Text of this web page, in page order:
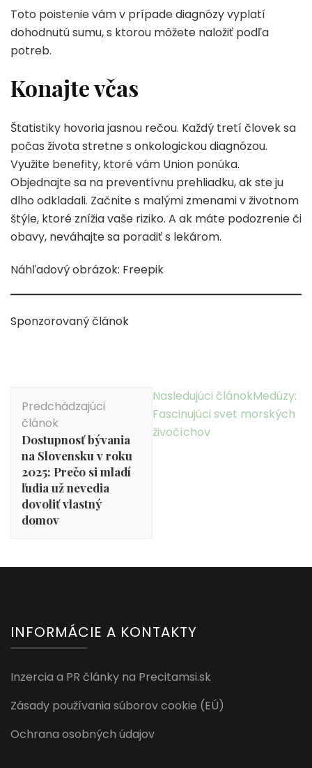
Toto poistenie vám v prípade diagnózy vyplatí
dohodnutú sumu, s ktorou môžete naložiť podľa
potreb.
Konajte včas
Štatistiky hovoria jasnou rečou. Každý tretí človek sa
počas života stretne s onkologickou diagnózou.
Využite benefity, ktoré vám Union ponúka.
Objednajte sa na preventívnu prehliadku, ak ste ju
dlho odkladali. Začnite s malými zmenami v životnom
štýle, ktoré znížia vaše riziko. A ak máte podozrenie či
obavy, neváhajte sa poradiť s lekárom.
Náhľadový obrázok: Freepik
Sponzorovaný článok
Navigácia
článku
Predchádzajúci
článok
Dostupnosť bývania
na Slovensku v roku
2025: Prečo si mladí
ľudia už nevedia
dovoliť vlastný
domov
Nasledujúci článokMedúzy:
Fascinujúci svet morských
živočíchov
INFORMÁCIE A KONTAKTY
Inzercia a PR články na Precitamsi.sk
Zásady používania súborov cookie (EÚ)
Ochrana osobných údajov